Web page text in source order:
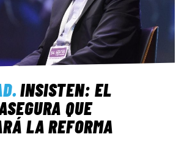
.INSISTEN: EL
QUE
LA REFORMA